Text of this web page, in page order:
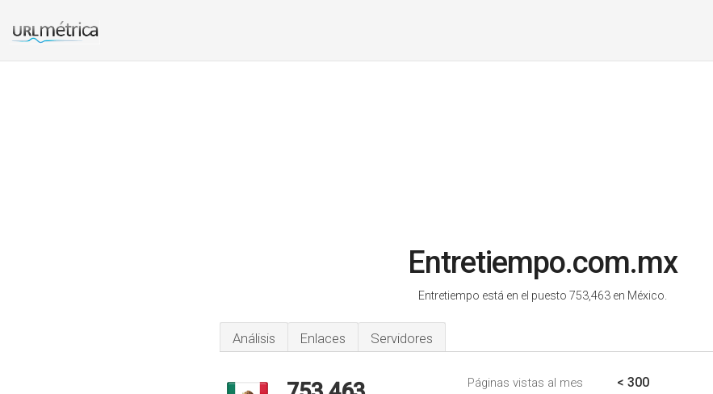
Entretiempo.com.mx
Entretiempo está en el puesto 753,463 en México.
Análisis Enlaces Servidores
Páginas vistas al mes < 300